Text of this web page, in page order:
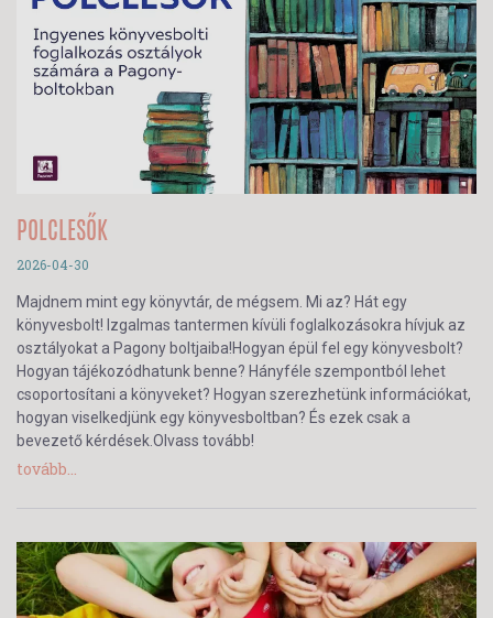
POLCLESŐK
2026-04-30
Majdnem mint egy könyvtár, de mégsem. Mi az? Hát egy
könyvesbolt! Izgalmas tantermen kívüli foglalkozásokra hívjuk az
osztályokat a Pagony boltjaiba!Hogyan épül fel egy könyvesbolt?
Hogyan tájékozódhatunk benne? Hányféle szempontból lehet
csoportosítani a könyveket? Hogyan szerezhetünk információkat,
hogyan viselkedjünk egy könyvesboltban? És ezek csak a
bevezető kérdések.Olvass tovább!
tovább...